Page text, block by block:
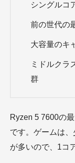
シングルコ
前の世代の
大容量のキ
ミドルクラ
群
Ryzen 5 7600の
です。ゲームは
が多いので、1コ